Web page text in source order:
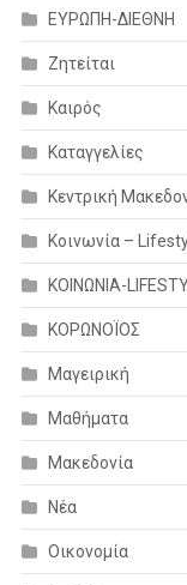
ΕΥΡΩΠΗ-ΔΙΕΘΝΗ
Ζητείται
Καιρός
Καταγγελίες
Κεντρική
Κοινωνία –
ΚΟΙΝΩΝΙΑ-
ΚΟΡΩΝΟΪΟΣ
Μαγειρική
Μαθήματα
Μακεδονία
Νέα
Οικονομία